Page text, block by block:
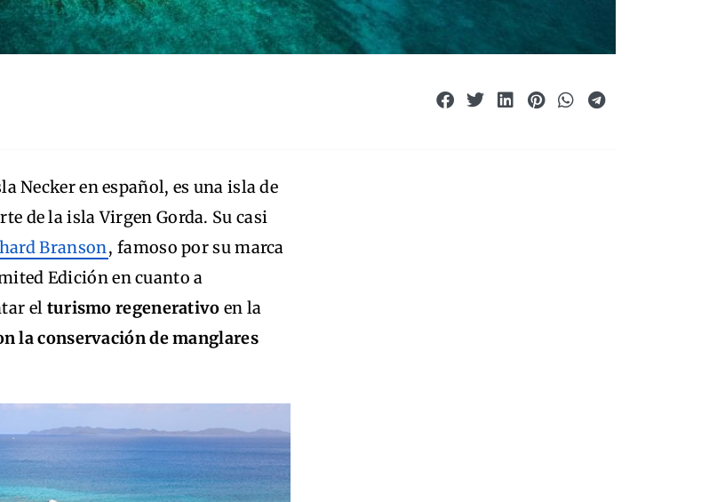
Necker en español, es una isla de
de la isla Virgen Gorda. Su casi
Branson, famoso por su marca
Edición en cuanto a
el turismo regenerativo en la
la conservación de manglares